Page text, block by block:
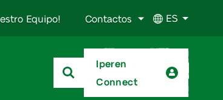
Equipo! Contactos ES
Iperen
Connect